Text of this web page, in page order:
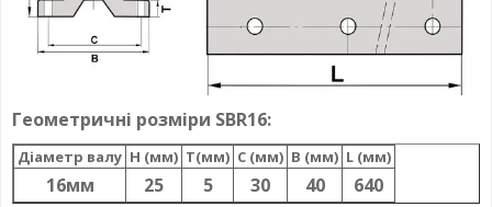
Геометричні розміри SBR16:
Діаметр валу H (мм) T(мм) C (мм) B (мм) L (мм)
16мм 25 5 30 40 640